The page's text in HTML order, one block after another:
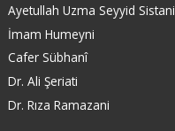
Ayetullah Uzma Seyyid Sistani
İmam Humeyni
Cafer Sübhanî
Dr. Ali Şeriati
Dr. Rıza Ramazani